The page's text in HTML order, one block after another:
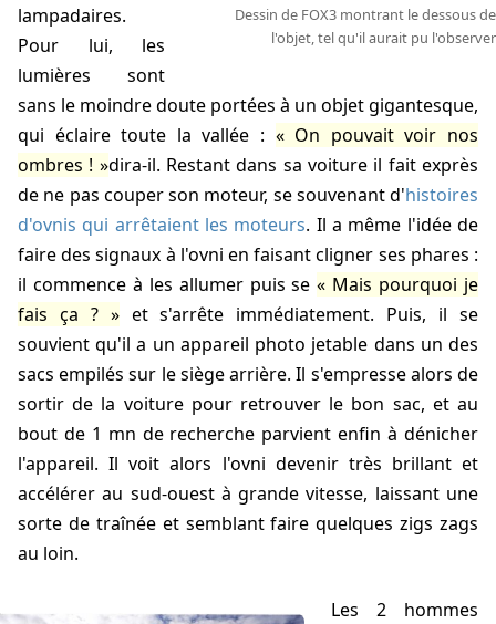
Dessin de FOX3 montrant le dessous de
l'objet, tel qu'il aurait pu l'observer
lampadaires.
Pour lui, les
lumières sont
sans le moindre doute portées à un objet gigantesque,
qui éclaire toute la vallée :
On pouvait voir nos
ombres !
dira-il. Restant dans sa voiture il fait exprès
de ne pas couper son moteur, se souvenant d'histoires
d'ovnis qui arrêtaient les moteurs. Il a même l'idée de
faire des signaux à l'ovni en faisant cligner ses phares :
il commence à les allumer puis se
Mais pourquoi je
fais ça ?
et s'arrête immédiatement. Puis, il se
souvient qu'il a un appareil photo jetable dans un des
sacs empilés sur le siège arrière. Il s'empresse alors de
sortir de la voiture pour retrouver le bon sac, et au
bout de 1 mn de recherche parvient enfin à dénicher
l'appareil. Il voit alors l'ovni devenir très brillant et
accélérer au sud-ouest à grande vitesse, laissant une
sorte de traînée et semblant faire quelques zigs zags
au loin.
les 2 hommes